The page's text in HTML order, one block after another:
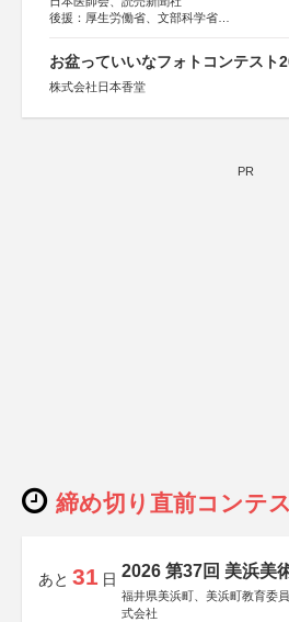
後援：厚生労働省、文部科学省
お盆っていいなフォトコンテスト
株式会社日本香堂
PR
締め切り直前コンテ
あと 31 日 2026 第37回 美浜美
福井県美浜町、美浜町教育委
式会社